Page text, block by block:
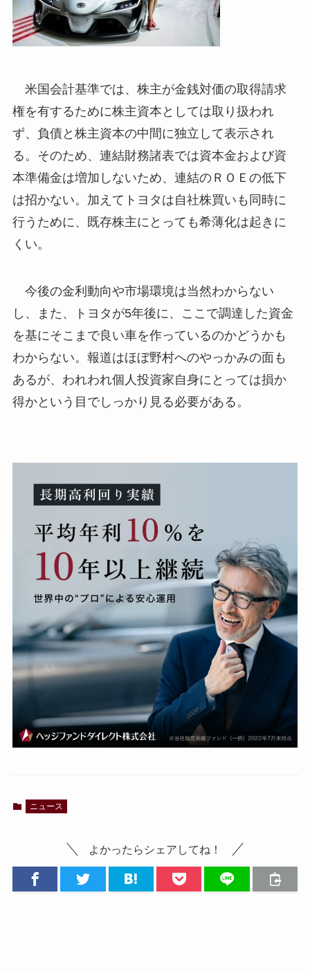
米国会計基準では、株主が金銭対価の取得請求
権を有するために株主資本としては取り扱われ
ず、負債と株主資本の中間に独立して表示され
る。そのため、連結財務諸表では資本金および資
本準備金は増加しないため、連結のＲＯＥの低下
は招かない。加えてトヨタは自社株買いも同時に
行うために、既存株主にとっても希薄化は起きに
くい。
今後の金利動向や市場環境は当然わからない
し、また、トヨタが5年後に、ここで調達した資金
を基にそこまで良い車を作っているのかどうかも
わからない。報道はほぼ野村へのやっかみの面も
あるが、われわれ個人投資家自身にとっては損か
得かという目でしっかり見る必要がある。
ニュース
よかったらシェアしてね！